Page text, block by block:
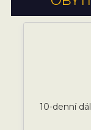
10-denní